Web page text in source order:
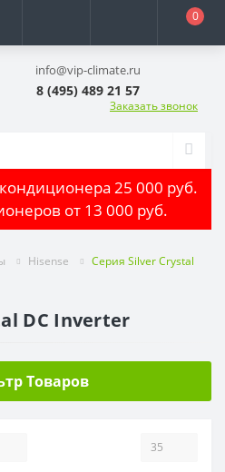
0
info@vip-climate.ru
8 (495) 489 21 57
Заказать звонок
25 000 руб.
от 13 000 руб.
Hisense
Серия Silver Crystal
DC Inverter
Товаров